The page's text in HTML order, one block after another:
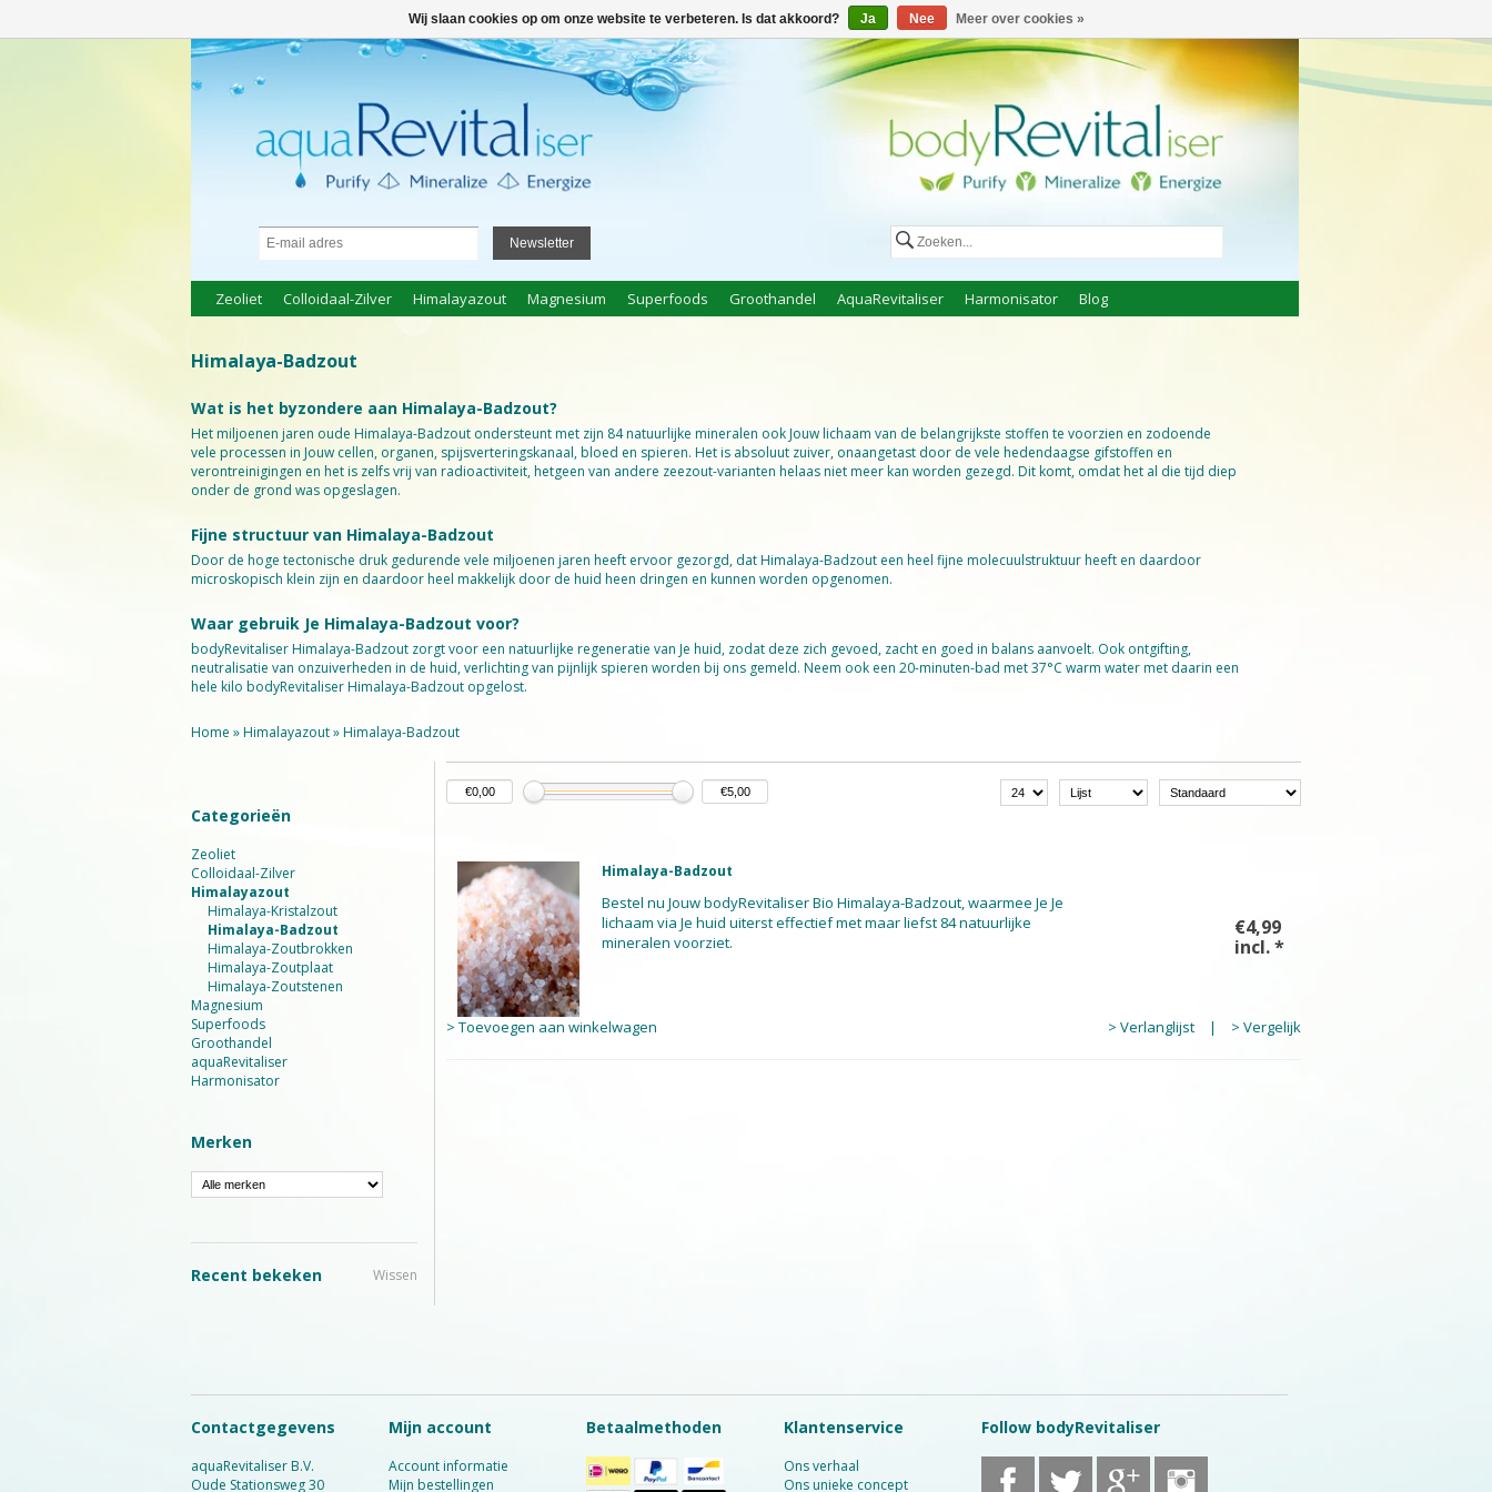
● 100% natuurlijke bio-producten ● Inloggen Een account aanmaken Mijn winkelwagen €0,00
Newsletter
Zeoliet Colloidaal-Zilver Himalayazout Magnesium Superfoods Groothandel AquaRevitaliser Harmonisator Blog
Himalaya-Badzout
Wat is het byzondere aan Himalaya-Badzout?
Het miljoenen jaren oude Himalaya-Badzout ondersteunt met zijn 84 natuurlijke mineralen ook Jouw lichaam van de belangrijkste stoffen te voorzien en zodoende
vele processen in Jouw cellen, organen, spijsverteringskanaal, bloed en spieren. Het is absoluut zuiver, onaangetast door de vele hedendaagse gifstoffen en
verontreinigingen en het is zelfs vrij van radioactiviteit, hetgeen van andere zeezout-varianten helaas niet meer kan worden gezegd. Dit komt, omdat het al die tijd diep
onder de grond was opgeslagen.
Fijne structuur van Himalaya-Badzout
Door de hoge tectonische druk gedurende vele miljoenen jaren heeft ervoor gezorgd, dat Himalaya-Badzout een heel fijne molecuulstruktuur heeft en daardoor
microskopisch klein zijn en daardoor heel makkelijk door de huid heen dringen en kunnen worden opgenomen.
Waar gebruik Je Himalaya-Badzout voor?
bodyRevitaliser Himalaya-Badzout zorgt voor een natuurlijke regeneratie van Je huid, zodat deze zich gevoed, zacht en goed in balans aanvoelt. Ook ontgifting,
neutralisatie van onzuiverheden in de huid, verlichting van pijnlijk spieren worden bij ons gemeld. Neem ook een 20-minuten-bad met 37°C warm water met daarin een
hele kilo bodyRevitaliser Himalaya-Badzout opgelost.
Bestel nu Jouw supergezonde bodyRevitaliser Bio Himalaya-Badzout (minstens 5 jaar houdbaar).
Home »Himalayazout»Himalaya-Badzout
Categorieën
Zeoliet
Colloidaal-Zilver
Himalayazout
Himalaya-Kristalzout
Himalaya-Badzout
Himalaya-Zoutbrokken
Himalaya-Zoutplaat
Himalaya-Zoutstenen
Magnesium
Superfoods
Groothandel
aquaRevitaliser
Harmonisator
Merken
Recent bekeken Wissen
Himalaya-Badzout
Bestel nu Jouw bodyRevitaliser Bio Himalaya-Badzout, waarmee Je Je
lichaam via Je huid uiterst effectief met maar liefst 84 natuurlijke
mineralen voorziet.
€4,99
incl.*
> Toevoegen aan winkelwagen > Verlanglijst | > Vergelijk
Contactgegevens
aquaRevitaliser B.V.
Oude Stationsweg 30
Mijn account
Account informatie
Mijn bestellingen
Betaalmethoden Klantenservice
Ons verhaal
Ons unieke concept
Follow bodyRevitaliser
Wij slaan cookies op om onze website te verbeteren. Is dat akkoord? Ja Nee Meer over cookies »